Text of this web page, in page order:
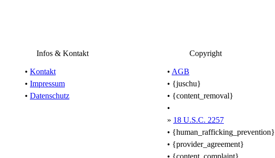
Infos & Kontakt Copyright
• Kontakt
• Impressum
• Datenschutz
• AGB
• {juschu}
• {content_removal}
•
» 18 U.S.C. 2257
• {human_rafficking_prevention}
• {provider_agreement}
• {content_complaint}